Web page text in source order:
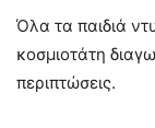
Όλα τα παιδιά
κοσμιοτάτη
περιπτώσεις.